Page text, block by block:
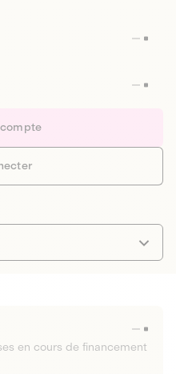
en cours de financement